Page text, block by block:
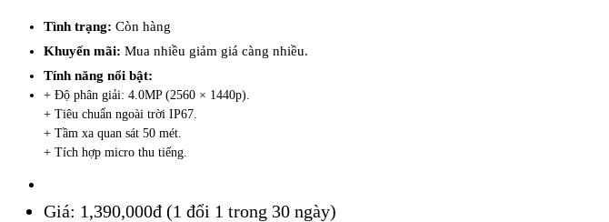
Tình trạng: Còn hàng
Khuyến mãi: Mua nhiều giảm giá càng nhiều.
Tính năng nổi bật:
+ Độ phân giải: 4.0MP (2560 × 1440p).
+ Tiêu chuẩn ngoài trời IP67.
+ Tầm xa quan sát 50 mét.
+ Tích hợp micro thu tiếng.
Giá: 1,390,000đ (1 đổi 1 trong 30 ngày)